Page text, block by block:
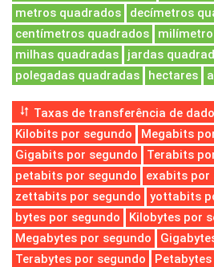
metros quadrados
decímetros
centímetros quadrados
milhas quadradas
jardas
polegadas quadradas
hectares
Taxas de transferência de
Kilobits por segundo
Megabits
Gigabits por segundo
Terabits
petabits por segundo
exabits por
zettabits por segundo
yottabits
bytes por segundo
Kilobytes por
Megabytes por segundo
Terabytes por segundo